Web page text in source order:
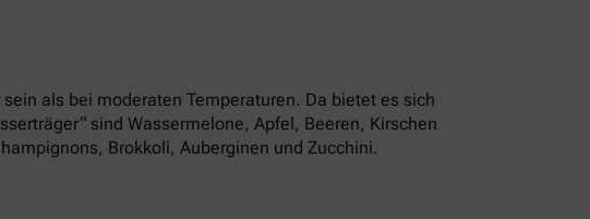
als bei moderaten Temperaturen. Da bietet es sich
sind Wassermelone, Apfel, Beeren, Kirschen
Brokkoli, Auberginen und Zucchini.